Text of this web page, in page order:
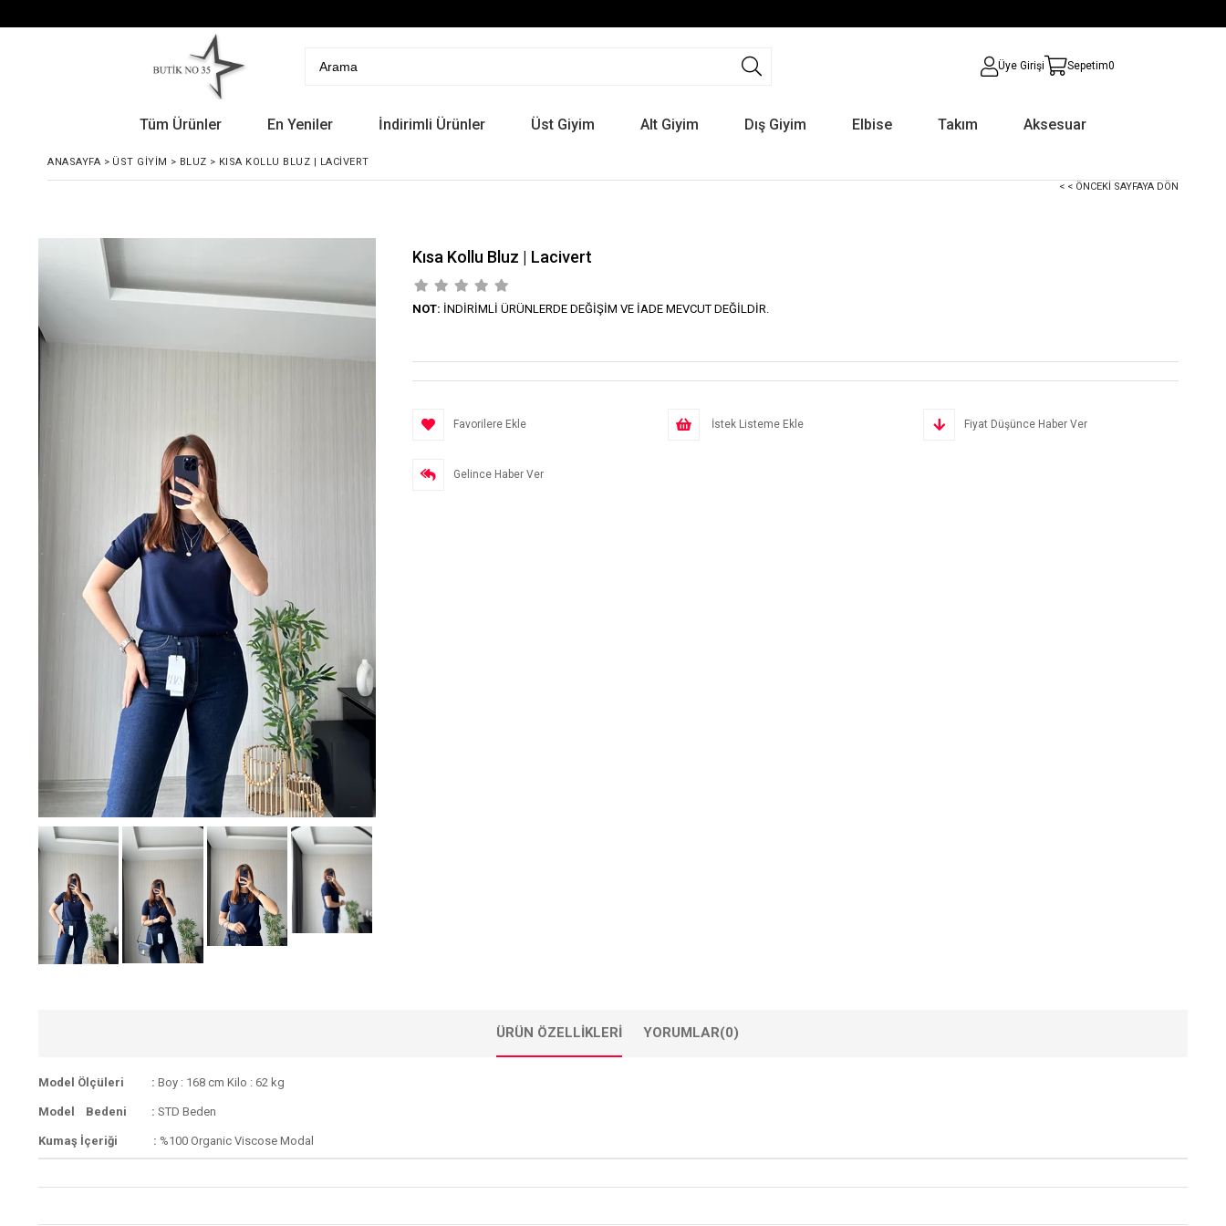
Üye Girişi Sepetim0
Tüm Ürünler En Yeniler İndirimli Ürünler Üst Giyim Alt Giyim Dış Giyim Elbise Takım Aksesuar
ANASAYFA > ÜST GIYIM > BLUZ > KISA KOLLU BLUZ | LACIVERT
< < ÖNCEKI SAYFAYA DÖN
Kısa Kollu Bluz | Lacivert
NOT: İNDİRİMLİ ÜRÜNLERDE DEĞİŞİM VE İADE MEVCUT DEĞİLDİR.
Favorilere Ekle İstek Listeme Ekle Fiyat Düşünce Haber Ver
Gelince Haber Ver
ÜRÜN ÖZELLIKLERI YORUMLAR(0)
Model Ölçüleri : Boy : 168 cm Kilo : 62 kg
Model Bedeni : STD Beden
Kumaş İçeriği : %100 Organic Viscose Modal